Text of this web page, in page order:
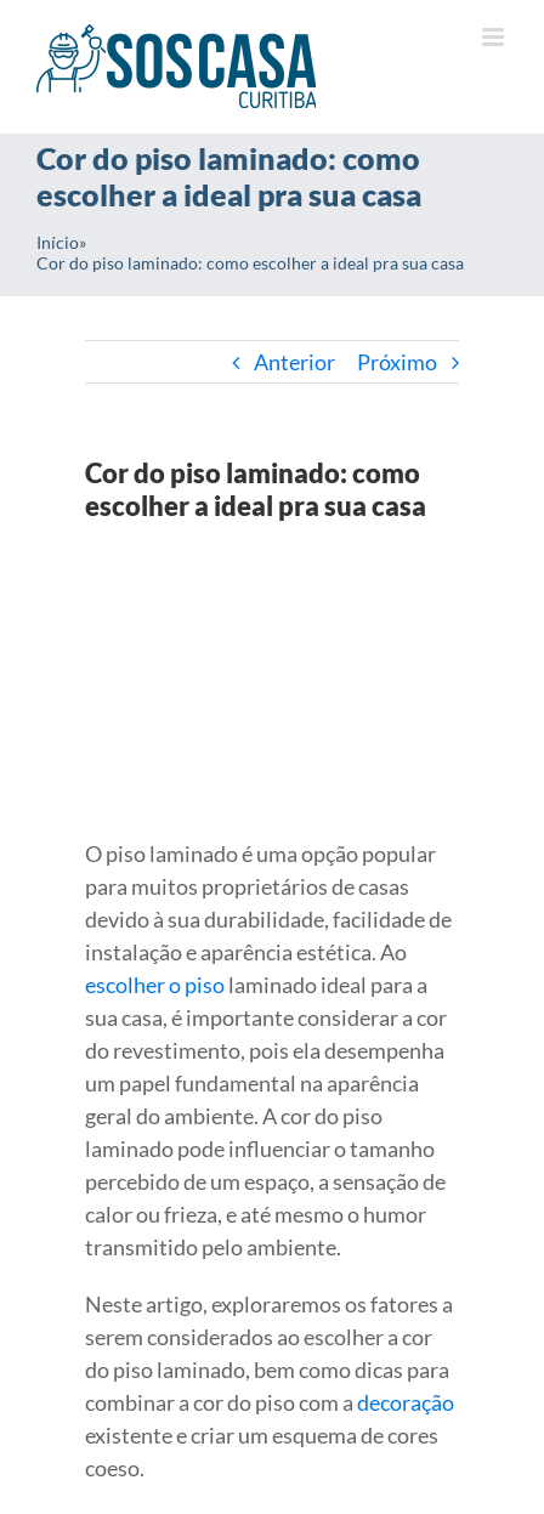
Cor do piso laminado: como
escolher a ideal pra sua casa
Início»
Cor do piso laminado: como escolher a ideal pra sua casa
Anterior Próximo
Cor do piso laminado: como
escolher a ideal pra sua casa
O piso laminado é uma opção popular
para muitos proprietários de casas
devido à sua durabilidade, facilidade de
instalação e aparência estética. Ao
escolher o pisolaminado ideal para a
sua casa, é importante considerar a cor
do revestimento, pois ela desempenha
um papel fundamental na aparência
geral do ambiente. A cor do piso
laminado pode influenciar o tamanho
percebido de um espaço, a sensação de
calor ou frieza, e até mesmo o humor
transmitido pelo ambiente.
Neste artigo, exploraremos os fatores a
serem considerados ao escolher a cor
do piso laminado, bem como dicas para
combinar a cor do piso com adecoração
existente e criar um esquema de cores
coeso.